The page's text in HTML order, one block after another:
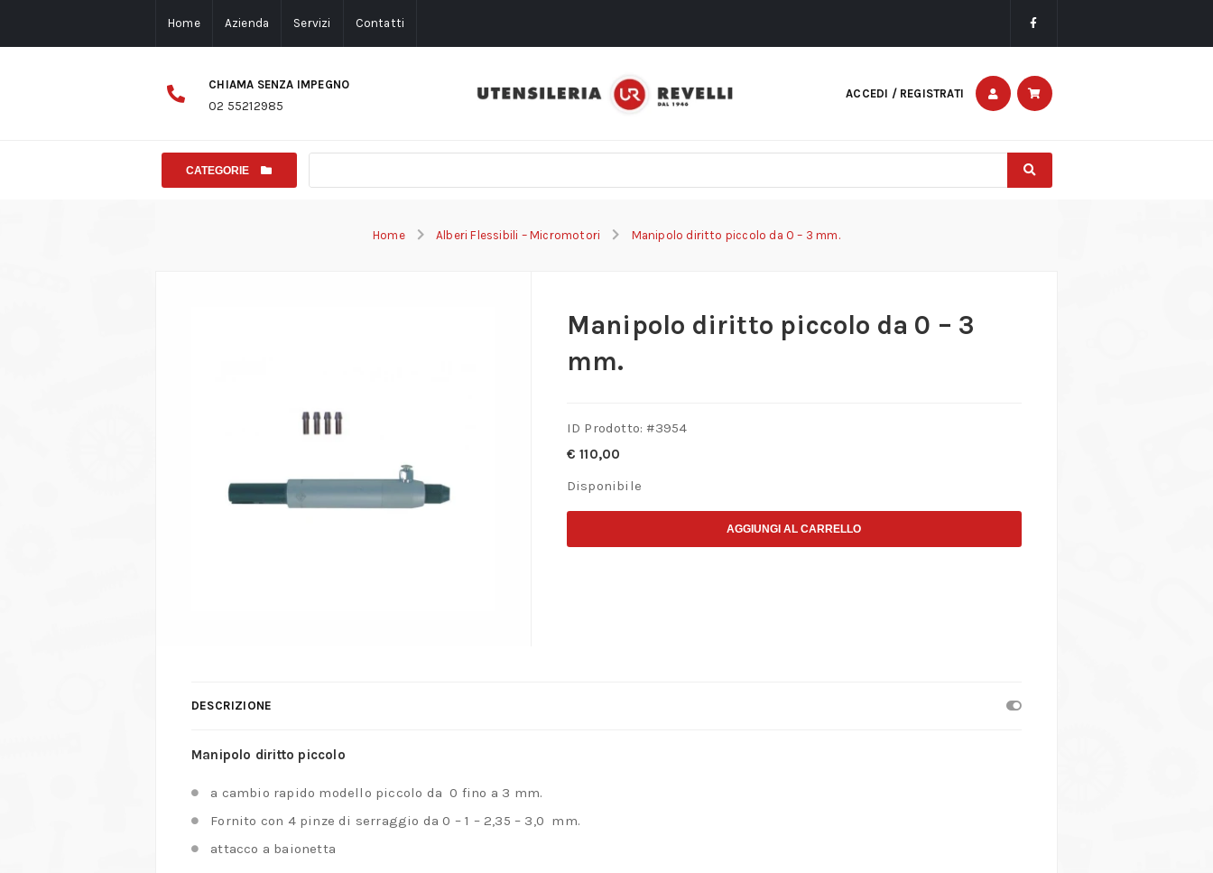
Home Azienda Servizi Contatti
CHIAMA SENZA IMPEGNO
02 55212985
ACCEDI / REGISTRATI
CATEGORIE
Home Alberi Flessibili – Micromotori Manipolo diritto piccolo da 0 – 3 mm.
Manipolo diritto piccolo da 0 – 3
mm.
ID Prodotto: #3954
€ 110,00
Disponibile
AGGIUNGI AL CARRELLO
DESCRIZIONE
Manipolo diritto piccolo
a cambio rapido modello piccolo da 0 fino a 3 mm.
Fornito con 4 pinze di serraggio da 0 – 1 – 2,35 – 3,0 mm.
attacco a baionetta